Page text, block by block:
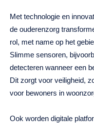
Met technologie en
de ouderenzorg
rol, met name op het
Slimme sensoren,
detecteren wanneer een
Dit zorgt voor veiligheid,
voor bewoners in
Ook worden digitale